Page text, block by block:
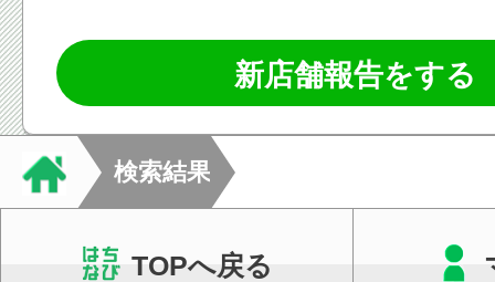
新店舗報告をする
検索結果
TOPへ戻る